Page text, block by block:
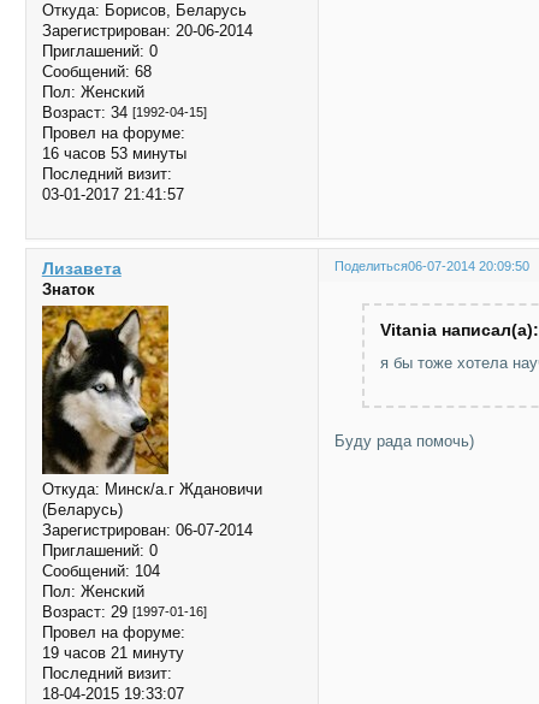
Откуда: Борисов, Беларусь
Зарегистрирован: 20-06-2014
Приглашений: 0
Сообщений: 68
Пол: Женский
Возраст: 34 [1992-04-15]
Провел на форуме:
16 часов 53 минуты
Последний визит:
03-01-2017 21:41:57
Поделиться06-07-2014 20:09:50
Лизавета
Знаток
Откуда: Минск/а.г Ждановичи
(Беларусь)
Зарегистрирован: 06-07-2014
Приглашений: 0
Сообщений: 104
Пол: Женский
Возраст: 29 [1997-01-16]
Провел на форуме:
19 часов 21 минуту
Последний визит:
18-04-2015 19:33:07
Vitania написал(а):
я бы тоже хотела
Буду рада помочь)